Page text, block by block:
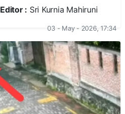
Editor : Sri Kurnia Mahiruni
03 - May - 2026, 17:34